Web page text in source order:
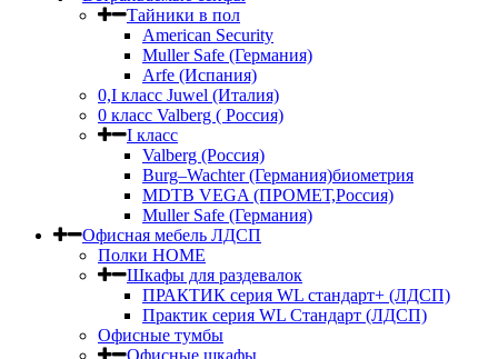
Тайники в пол
American Security
Muller Safe (Германия)
Arfe (Испания)
0,I класс Juwel (Италия)
0 класс Valberg ( Россия)
I класс
Valberg (Россия)
Burg–Wachter (Германия)биометрия
MDTB VEGA (ПРОМЕТ,Россия)
Muller Safe (Германия)
Офисная мебель ЛДСП
Полки HOME
Шкафы для раздевалок
ПРАКТИК серия WL стандарт+ (ЛДСП)
Практик серия WL Стандарт (ЛДСП)
Офисные тумбы
Офисные шкафы